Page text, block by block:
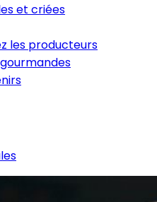
et criées
les producteurs